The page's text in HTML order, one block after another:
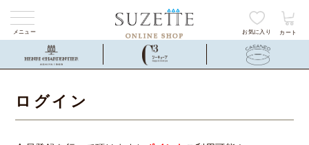
メニュー お気に入り カート
ログイン